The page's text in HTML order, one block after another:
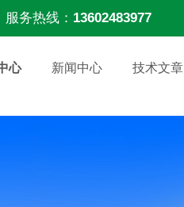
服务热线： 13602483977
心 新闻中心 技术文章